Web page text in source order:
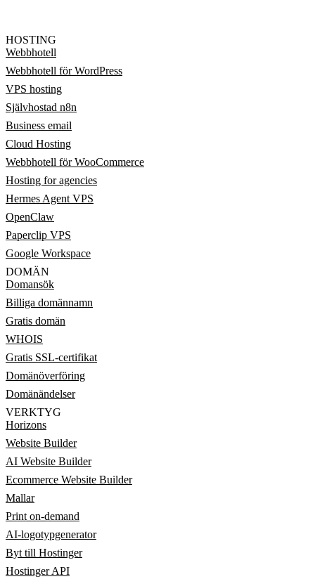
HOSTING
Webbhotell
Webbhotell för WordPress
VPS hosting
Självhostad n8n
Business email
Cloud Hosting
Webbhotell för WooCommerce
Hosting for agencies
Hermes Agent VPS
OpenClaw
Paperclip VPS
Google Workspace
DOMÄN
Domansök
Billiga domännamn
Gratis domän
WHOIS
Gratis SSL-certifikat
Domänöverföring
Domänändelser
VERKTYG
Horizons
Website Builder
AI Website Builder
Ecommerce Website Builder
Mallar
Print on-demand
AI-logotypgenerator
Byt till Hostinger
Hostinger API